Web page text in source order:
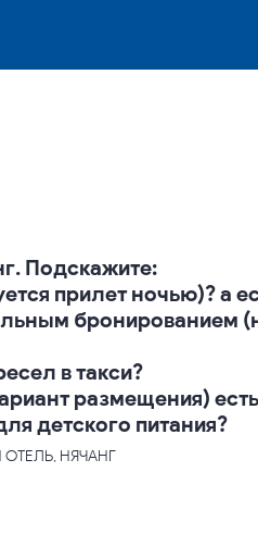
Подскажите:
прилет ночью)? а
бронированием
в такси?
размещения)
детского питания?
ОТЕЛЬ, НЯЧАНГ